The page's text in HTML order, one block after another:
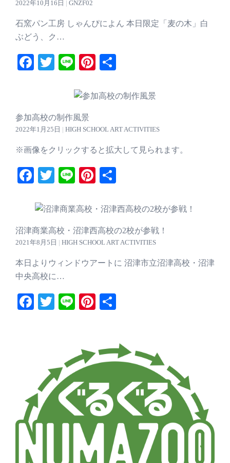
2022年10月16日 GNZF02
石窯パン工房 しゃんぴによん 本日限定「麦の木」白
ぶどう、ク…
Facebook
TwitterLinePinterest
参加高校の制作風景
2022年1月25日 HIGH SCHOOL ART ACTIVITIES
※画像をクリックすると拡大して見られます。
Facebook
TwitterLinePinterest
沼津商業高校・沼津西高校の2校が参戦！
2021年8月5日 HIGH SCHOOL ART ACTIVITIES
本日よりウィンドウアートに 沼津市立沼津高校・沼津
中央高校に…
Facebook
TwitterLinePinterest